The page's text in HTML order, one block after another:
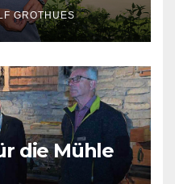
GROTHUES
die Mühle